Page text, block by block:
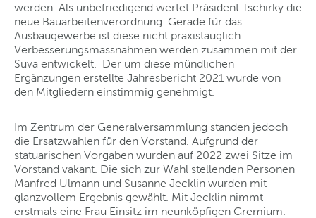
werden. Als unbefriedigend wertet Präsident Tschirky die
neue Bauarbeitenverordnung. Gerade für das
Ausbaugewerbe ist diese nicht praxistauglich.
Verbesserungsmassnahmen werden zusammen mit der
Suva entwickelt. Der um diese mündlichen
Ergänzungen erstellte Jahresbericht 2021 wurde von
den Mitgliedern einstimmig genehmigt.
Im Zentrum der Generalversammlung standen jedoch
die Ersatzwahlen für den Vorstand. Aufgrund der
statuarischen Vorgaben wurden auf 2022 zwei Sitze im
Vorstand vakant. Die sich zur Wahl stellenden Personen
Manfred Ulmann und Susanne Jecklin wurden mit
glanzvollem Ergebnis gewählt. Mit Jecklin nimmt
erstmals eine Frau Einsitz im neunköpfigen Gremium.